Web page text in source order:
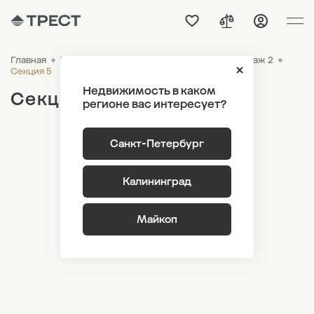
Недвижимость в каком
регионе вас интересует?
Санкт-Петербург
Калининград
Майкоп
Главная ЖК «Новый Питер»
Лот 3 Этаж 2
Секция 5
Секция 5